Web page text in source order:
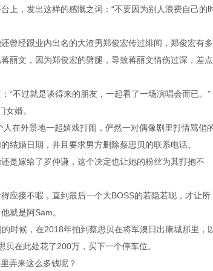
上，发出这样的感慨之词：“不要因为别人浪费自己的
曾经跟业内出名的大渣男郑俊宏传过绯闻，郑俊宏有多
丽文，因为郑俊宏的劈腿，导致蒋丽文情伤过深，差点
“不过就是谈得来的朋友，一起看了一场演唱会而已。”
婿。
在外景地一起嬉戏打闹，俨然一对偶像剧里打情骂俏
结婚日期，并且要求男方删除蔡思贝的联系电话。
是嫁给了罗仲谦，这个决定也让她的粉丝为其打抱不
应接不暇，直到最后一个大BOSS的若隐若现，才让所
就是阿Sam。
时候，在2018年拍到蔡思贝在将军澳日出康城那里，
在此处花了200万，买下一个停车位。
弄来这么多钱呢？